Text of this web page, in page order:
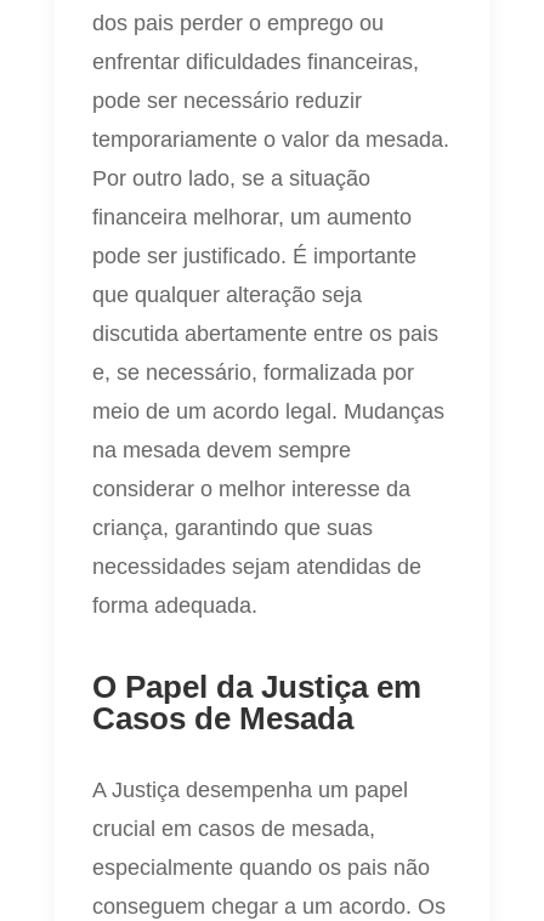
dos pais perder o emprego ou
enfrentar dificuldades financeiras,
pode ser necessário reduzir
temporariamente o valor da mesada.
Por outro lado, se a situação
financeira melhorar, um aumento
pode ser justificado. É importante
que qualquer alteração seja
discutida abertamente entre os pais
e, se necessário, formalizada por
meio de um acordo legal. Mudanças
na mesada devem sempre
considerar o melhor interesse da
criança, garantindo que suas
necessidades sejam atendidas de
forma adequada.
O Papel da Justiça em
Casos de Mesada
A Justiça desempenha um papel
crucial em casos de mesada,
especialmente quando os pais não
conseguem chegar a um acordo. Os